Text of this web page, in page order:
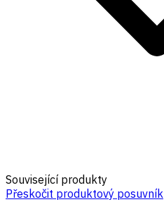
Související produkty
Přeskočit produktový posuvník